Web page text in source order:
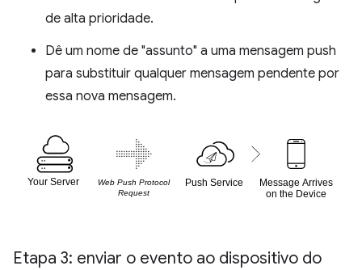
de alta prioridade.
Dê um nome de "assunto" a uma mensagem push
para substituir qualquer mensagem pendente por
essa nova mensagem.
Etapa 3: enviar o evento ao dispositivo do